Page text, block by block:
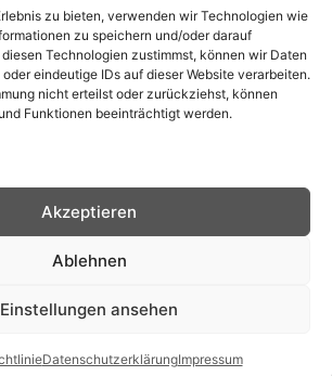
zu bieten, verwenden wir Technologien wie
zu speichern und/oder darauf
Technologien zustimmst, können wir Daten
eindeutige IDs auf dieser Website verarbeiten.
nicht erteilst oder zurückziehst, können
Funktionen beeinträchtigt werden.
Akzeptieren
Ablehnen
Einstellungen ansehen
DatenschutzerklärungImpressum
KRITIS & NIS 2
Informationen
Kontakt
Ansprechpartner
Sitemap
Impressum
Cookie-Richtlinie (EU)
Core Protect | IT Security
webdesignbyintermedia
×